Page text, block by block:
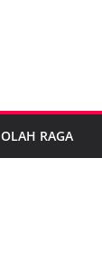
OLAH RAGA